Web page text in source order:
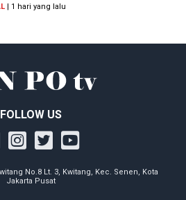
| 1 hari yang lalu
FOLLOW US
No.8 Lt. 3, Kwitang, Kec. Senen, Kota
Jakarta Pusat